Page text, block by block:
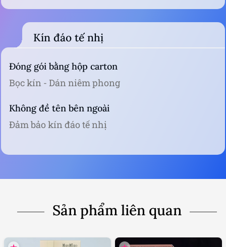
Kín đáo tế nhị
Đóng gói bằng hộp carton
Bọc kín - Dán niêm phong
Không đề tên bên ngoài
Đảm bảo kín đáo tế nhị
Sản phẩm liên quan